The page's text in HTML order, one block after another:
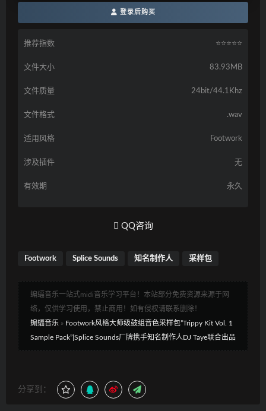
登录后购买
推荐指数 ⭐️⭐️⭐️⭐️⭐️
文件大小 83.93MB
文件质量 24bit/44.1Khz
文件格式 .wav
适用风格 Footwork
涉及插件 无
有效期 永久
QQ咨询
Footwork Splice Sounds 知名制作人 采样包
蝙蝠音乐一站式midi音乐学习平台！本站部分免费资源来源于网
络，仅供学习使用，禁止商用！如有侵权请联系删除！
蝙蝠音乐 » Footwork风格大师级鼓组音色采样包”Trippy Kit Vol. 1
Sample Pack”|Splice Sounds厂牌携手知名制作人DJ Taye联合出品
分享到：